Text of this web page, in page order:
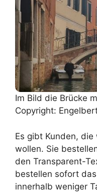
Im Bild die Brücke
Copyright:
Es gibt Kunden,
wollen. Sie
den Transparent-
bestellen sofort
innerhalb weniger